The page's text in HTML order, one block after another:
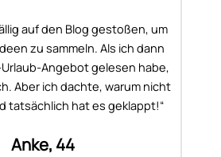
auf den Blog gestoßen, um
zu sammeln. Als ich dann
Angebot gelesen habe,
Aber ich dachte, warum nicht
tatsächlich hat es geklappt!“
Anke, 44